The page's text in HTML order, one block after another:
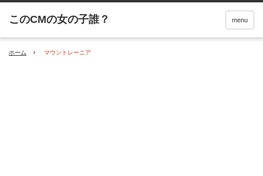
menu
ホーム マウントレーニア